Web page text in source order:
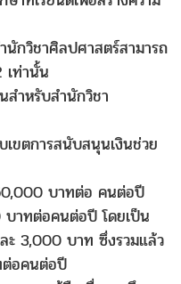
นักวิชาศิลปศาสตร์สามารถ
ท่านั้น
สำหรับสำนักวิชา
ตการสนับสนุนเงินช่วย
บาทต่อ คนต่อปี
าทต่อคนต่อปี โดยเป็น
ะ 3,000 บาท ซึ่งรวมแล้ว
อคนต่อปี